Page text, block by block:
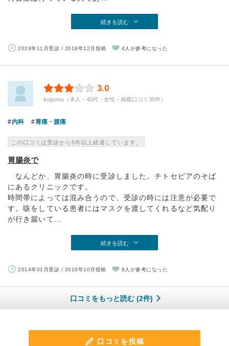
続きを読む
2019年11月受診 / 2019年12月投稿 4人が参考になった
3.0
kogorou（本人・40代・女性・掲載口コミ30件）
内科 胃痛・腹痛
この口コミは受診から5年以上経過しています。
胃腸炎で
なんどか、胃腸炎の時に受診しました。チトセピアのそば
にあるクリニックです。
時間帯によっては混み合うので、受診の時には注意が必要で
す。咳をしている患者にはマスクを渡してくれるなど気配り
が行き届いて...
続きを読む
2014年01月受診 / 2016年10月投稿 9人が参考になった
口コミをもっと読む (2件)
口コミを投稿